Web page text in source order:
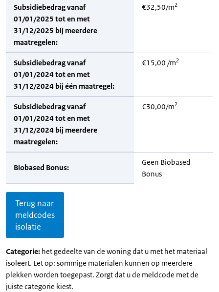
Subsidiebedrag vanaf
01/01/2025 tot en met
31/12/2025 bij meerdere
maatregelen:
€32,50/m2
Subsidiebedrag vanaf
01/01/2024 tot en met
31/12/2024 bij één maatregel:
€15,00 /m2
Subsidiebedrag vanaf
01/01/2024 tot en met
31/12/2024 bij meerdere
maatregelen:
€30,00/m2
Biobased Bonus:
Geen Biobased
Bonus
Terug naar
meldcodes
isolatie
Categorie: het gedeelte van de woning dat u met het materiaal
isoleert. Let op: sommige materialen kunnen op meerdere
plekken worden toegepast. Zorgt dat u de meldcode met de
juiste categorie kiest.